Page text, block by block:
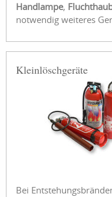
Handlampe,
notwendig weiteres
Kleinlöschgeräte
Bei